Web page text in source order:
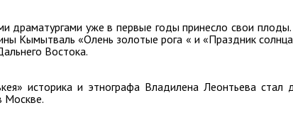
драматургами уже в первые годы принесло свои
Кымытваль «Олень золотые рога « и «Праздник
Востока.
историка и этнографа Владилена Леонтьева
Москве.